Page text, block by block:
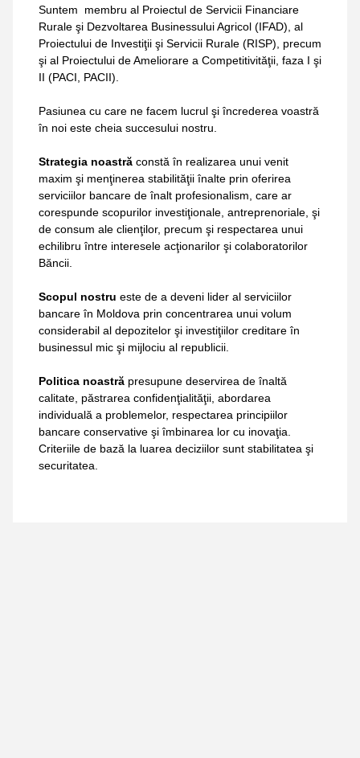
Suntem membru al Proiectul de Servicii Financiare
Rurale şi Dezvoltarea Businessului Agricol (IFAD), al
Proiectului de Investiţii şi Servicii Rurale (RISP), precum
şi al Proiectului de Ameliorare a Competitivităţii, faza I şi
II (PACI, PACII).
Pasiunea cu care ne facem lucrul şi încrederea voastră
în noi este cheia succesului nostru.
Strategia noastră constă în realizarea unui venit
maxim şi menţinerea stabilităţii înalte prin oferirea
serviciilor bancare de înalt profesionalism, care ar
corespunde scopurilor investiţionale, antreprenoriale, şi
de consum ale clienţilor, precum şi respectarea unui
echilibru între interesele acţionarilor şi colaboratorilor
Băncii.
Scopul nostru este de a deveni lider al serviciilor
bancare în Moldova prin concentrarea unui volum
considerabil al depozitelor şi investiţiilor creditare în
businessul mic şi mijlociu al republicii.
Politica noastră presupune deservirea de înaltă
calitate, păstrarea confidenţialităţii, abordarea
individuală a problemelor, respectarea principiilor
bancare conservative şi îmbinarea lor cu inovaţia.
Criteriile de bază la luarea deciziilor sunt stabilitatea şi
securitatea.